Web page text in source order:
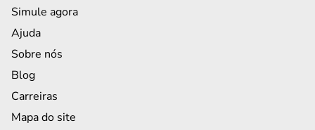
Simule agora
Ajuda
Sobre nós
Blog
Carreiras
Mapa do site